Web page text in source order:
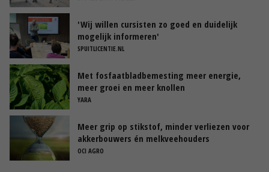
'Wij willen cursisten zo goed en duidelijk
mogelijk informeren'
SPUITLICENTIE.NL
Met fosfaatbladbemesting meer energie,
meer groei en meer knollen
YARA
Meer grip op stikstof, minder verliezen voor
akkerbouwers én melkveehouders
OCI AGRO